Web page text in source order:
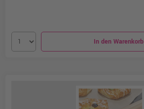
In den Warenkorb